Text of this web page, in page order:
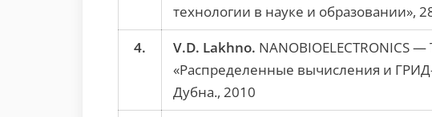
технологии в науке и образовании»,
4.
V.D. Lakhno. NANOBIOELECTRONICS
«Распределенные вычисления и
Дубна., 2010